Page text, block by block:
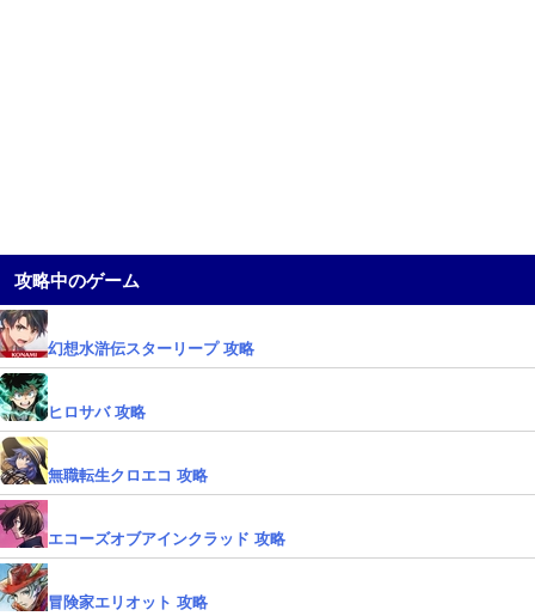
攻略中のゲーム
幻想水滸伝スターリープ 攻略
ヒロサバ 攻略
無職転生クロエコ 攻略
エコーズオブアインクラッド 攻略
冒険家エリオット 攻略